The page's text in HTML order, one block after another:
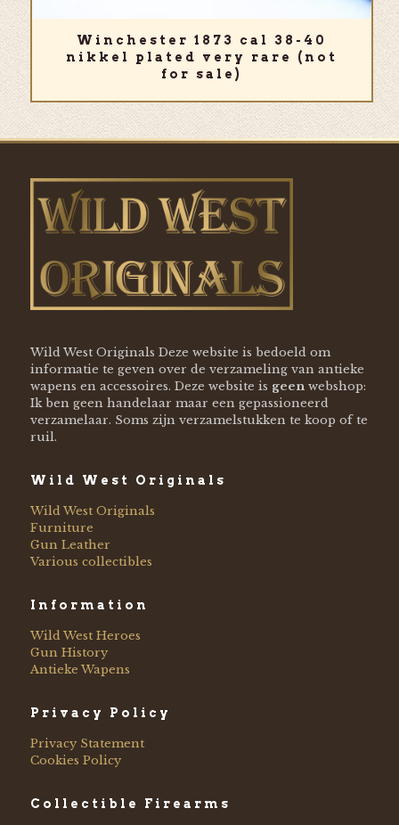
Winchester 1873 cal 38-40
nikkel plated very rare (not
for sale)
Wild West Originals Deze website is bedoeld om
informatie te geven over de verzameling van antieke
wapens en accessoires. Deze website is geenwebshop:
Ik ben geen handelaar maar een gepassioneerd
verzamelaar. Soms zijn verzamelstukken te koop of te
ruil.
Wild West Originals
Wild West Originals
Furniture
Gun Leather
Various collectibles
Information
Wild West Heroes
Gun History
Antieke Wapens
Privacy Policy
Privacy Statement
Cookies Policy
Collectible Firearms